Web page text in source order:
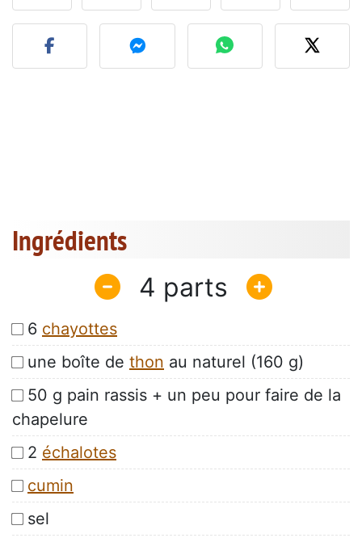
Publier votre photo de
Ingrédients
4
6 chayottes
une boîte de thon au naturel (160 g)
50 g pain rassis + un peu pour faire de la
chapelure
2 échalotes
cumin
sel